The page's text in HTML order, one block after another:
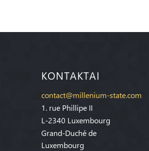
KONTAKTAI
contact@millenium-state.com
1. rue Phillipe II
L-2340 Luxembourg
Grand-Duché de
Luxembourg